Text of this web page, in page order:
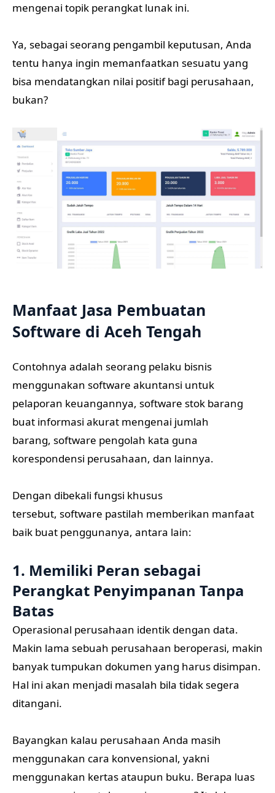
mengenai topik perangkat lunak ini.
Ya, sebagai seorang pengambil keputusan, Anda
tentu hanya ingin memanfaatkan sesuatu yang
bisa mendatangkan nilai positif bagi perusahaan,
bukan?
Manfaat Jasa Pembuatan
Software di Aceh Tengah
Contohnya adalah seorang pelaku bisnis
menggunakan software akuntansi untuk
pelaporan keuangannya, software stok barang
buat informasi akurat mengenai jumlah
barang, software pengolah kata guna
korespondensi perusahaan, dan lainnya.
Dengan dibekali fungsi khusus
tersebut, software pastilah memberikan manfaat
baik buat penggunanya, antara lain:
1. Memiliki Peran sebagai
Perangkat Penyimpanan Tanpa
Batas
Operasional perusahaan identik dengan data.
Makin lama sebuah perusahaan beroperasi, makin
banyak tumpukan dokumen yang harus disimpan.
Hal ini akan menjadi masalah bila tidak segera
ditangani.
Bayangkan kalau perusahaan Anda masih
menggunakan cara konvensional, yakni
menggunakan kertas ataupun buku. Berapa luas